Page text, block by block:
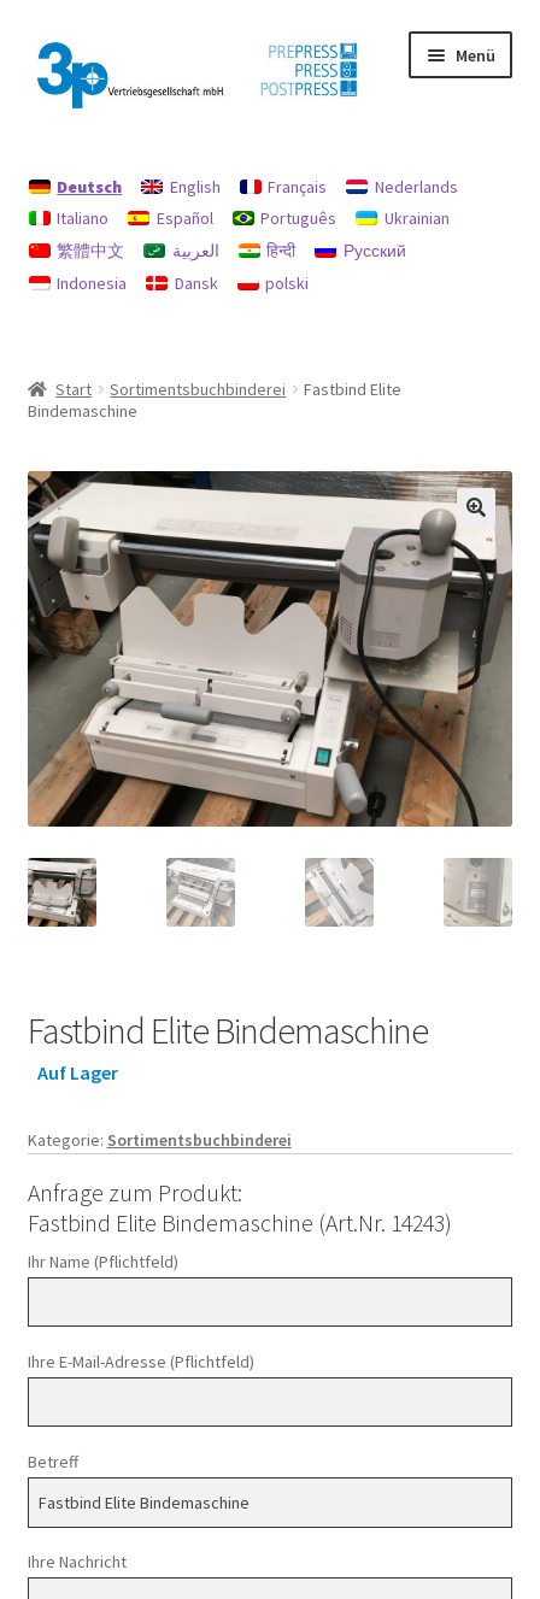
Zur
Navigation
springen
Zum
Inhalt
springen
Menü
Datenschutz
Gebrauchtmaschinen
Deutsch English Français
Nederlands
Italiano
Español Português
Ukrainian
繁體中文
العربية हिन्दी
Русский
Indonesia
Dansk polski
Start Sortimentsbuchbinderei
Fastbind Elite
Bindemaschine
Fastbind Elite Bindemaschine
Auf Lager
Kategorie: Sortimentsbuchbinderei
Anfrage zum Produkt:
Fastbind Elite Bindemaschine (Art.Nr. 14243)
Ihr Name (Pflichtfeld)
Ihre E-Mail-Adresse (Pflichtfeld)
Betreff
Ihre Nachricht